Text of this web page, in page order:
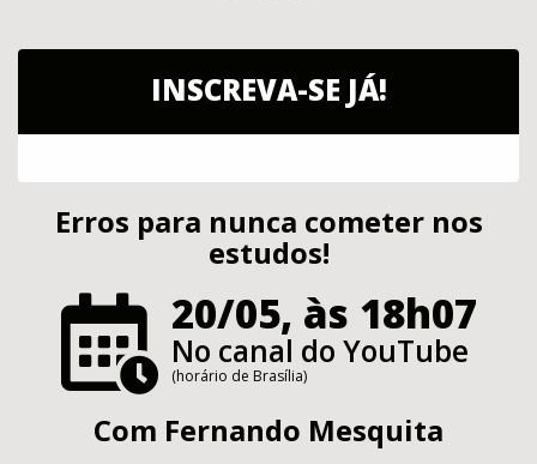
INSCREVA-SE JÁ!
Erros para nunca cometer nos
estudos!
20/05, às 18h07
No canal do YouTube
(horário de Brasília)
Com Fernando Mesquita